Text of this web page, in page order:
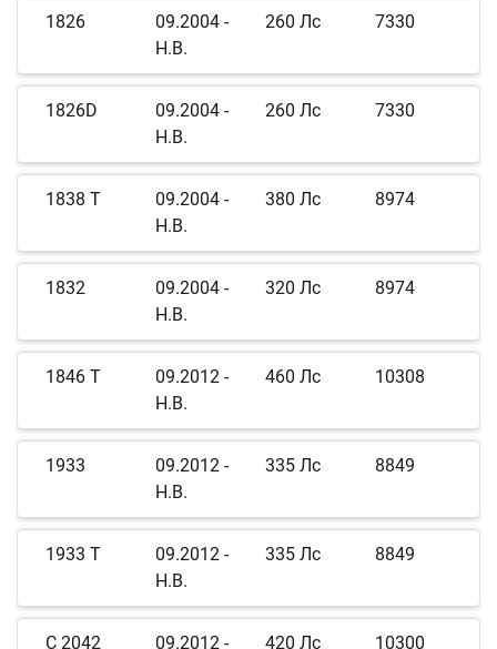
1826
09.2004 -
Н.В.
260 Лс 7330
1826D
09.2004 -
Н.В.
260 Лс 7330
1838 T
09.2004 -
Н.В.
380 Лс 8974
1832
09.2004 -
Н.В.
320 Лс 8974
1846 T
09.2012 -
Н.В.
460 Лс 10308
1933
09.2012 -
Н.В.
335 Лс 8849
1933 T
09.2012 -
Н.В.
335 Лс 8849
C 2042 09.2012 - 420 Лс 10300